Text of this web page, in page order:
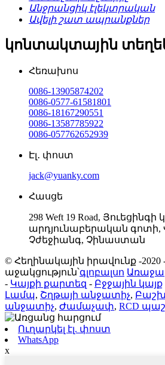
Անջրանցիկ էլեկտրական
Ավելի շատ ապրանքներ
կոնտակտային
Հեռախոս
0086-13905874202
0086-0577-61581801
0086-18167290551
0086-13587785922
0086-057762652939
Էլ․ փոստ
jack@yuanky.com
Հասցե
298 Weft 19 Road,
արդյունաբերական գոտի,
Չժեջիանգ, Չինաստան
© Հեղինակային իրավունք -
աջակցություն՝գլոբալսո
- Կայքի քարտեզ - Բջջային կայք
Լամպ, Շղթայի անջատիչ,
անջատիչ, Ժամաչափ, RCD
Ուղարկել էլ. փոստ
WhatsApp
x